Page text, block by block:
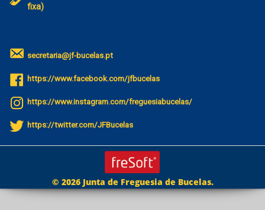
fixa)
secretaria@jf-bucelas.pt
https://www.facebook.com/jfbucelas
https://www.instagram.com/freguesiabucelas/
https://twitter.com/JFBucelas
© 2026 Junta de Freguesia de Bucelas.